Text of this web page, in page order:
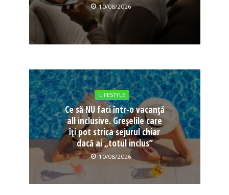
10/08/2026
LIFESTYLE
Ce să NU faci într-o vacanță
all inclusive. Greșelile care
îți pot strica sejurul chiar
dacă ai „totul inclus”
10/08/2026